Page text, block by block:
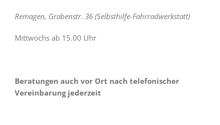
Remagen, Grabenstr. 36 (Selbsthilfe-Fahrradwerkstatt)
Mittwochs ab 15.00 Uhr
Beratungen auch vor Ort nach telefonischer
Vereinbarung jederzeit